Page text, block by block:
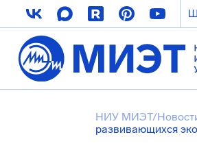
НИУ МИЭТ/
развивающихся